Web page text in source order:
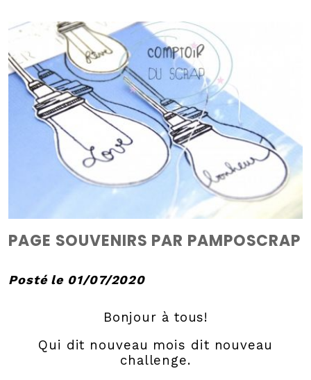
PAGE SOUVENIRS PAR PAMPOSCRAP
Posté le 01/07/2020
Bonjour à tous!
Qui dit nouveau mois dit nouveau
challenge.